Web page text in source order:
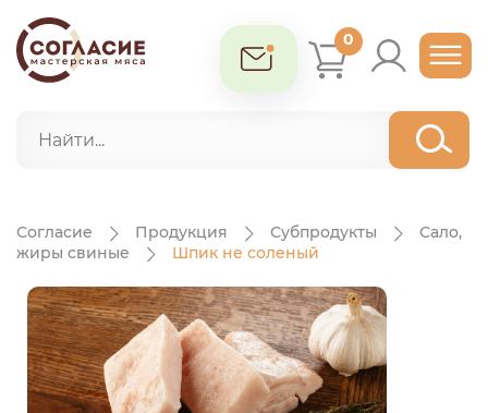
0
Согласие Продукция Субпродукты
Сало,
жиры свиные
Шпик не соленый